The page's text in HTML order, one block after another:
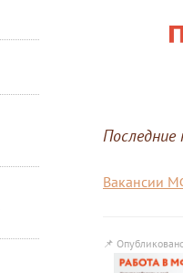
Последние
Вакансии
📌